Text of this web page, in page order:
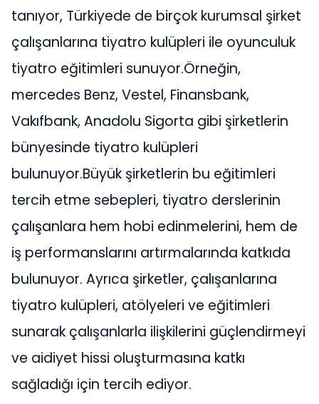
tanıyor, Türkiyede de birçok kurumsal şirket
çalışanlarına tiyatro kulüpleri ile oyunculuk
tiyatro eğitimleri sunuyor.Örneğin,
mercedes Benz, Vestel, Finansbank,
Vakıfbank, Anadolu Sigorta gibi şirketlerin
bünyesinde tiyatro kulüpleri
bulunuyor.Büyük şirketlerin bu eğitimleri
tercih etme sebepleri, tiyatro derslerinin
çalışanlara hem hobi edinmelerini, hem de
iş performanslarını artırmalarında katkıda
bulunuyor. Ayrıca şirketler, çalışanlarına
tiyatro kulüpleri, atölyeleri ve eğitimleri
sunarak çalışanlarla ilişkilerini güçlendirmeyi
ve aidiyet hissi oluşturmasına katkı
sağladığı için tercih ediyor.